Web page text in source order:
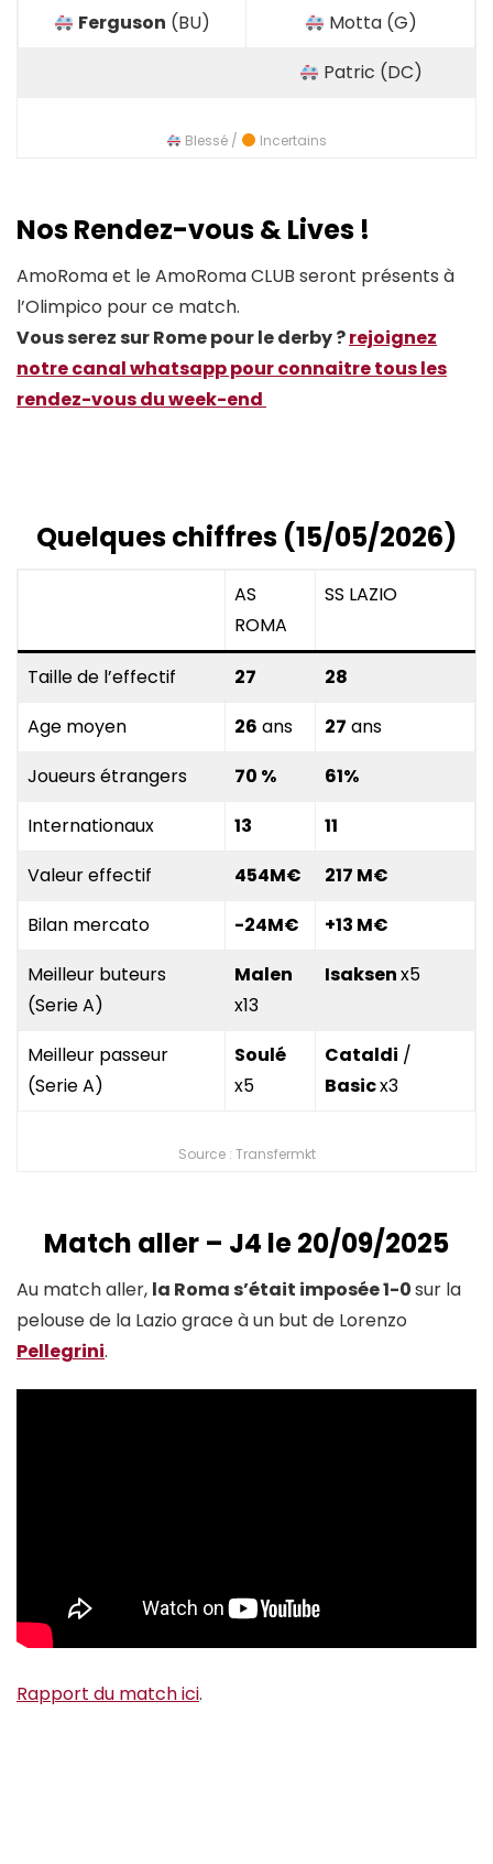
Ferguson (BU)
Motta (G)
Patric (DC)
Blessé / Incertains
Nos Rendez-vous & Lives !
AmoRoma et le AmoRoma CLUB seront présents à
l’Olimpico pour ce match.
Vous serez sur Rome pour le derby ?rejoignez
notre canal whatsapp pour connaitre tous les
rendez-vous du week-end
Quelques chiffres (15/05/2026)
AS
ROMA
SS LAZIO
Taille de l’effectif 27
28
Age moyen
26 ans 27 ans
Joueurs étrangers
70 % 61%
Internationaux
13
11
Valeur effectif
454M€ 217 M€
Bilan mercato
-24M€
+13 M€
Meilleur buteurs
(Serie A)
Malen
x13
Isaksenx5
Meilleur passeur
(Serie A)
Soulé
x5
Cataldi /
Basicx3
Source : Transfermkt
Match aller – J4 le 20/09/2025
Au match aller, la Roma s’était imposée 1-0sur la
pelouse de la Lazio grace à un but de Lorenzo
Pellegrini.
Rapport du match ici.